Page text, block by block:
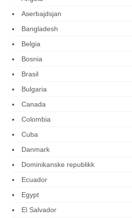
Aserbajdsjan
Bangladesh
Belgia
Bosnia
Brasil
Bulgaria
Canada
Colombia
Cuba
Danmark
Dominikanske republikk
Ecuador
Egypt
El Salvador